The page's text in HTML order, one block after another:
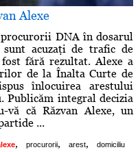
Alexe
procurorii DNA în dosarul
acuzaţi de trafic de
fără rezultat. Alexe a
de la Înalta Curte de
înlocuirea arestului
Publicăm integral decizia
vă că Răzvan Alexe, un
...
, procurorii, arest, domiciliu